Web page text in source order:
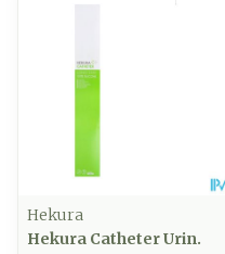
Hekura
Hekura Catheter Urin.